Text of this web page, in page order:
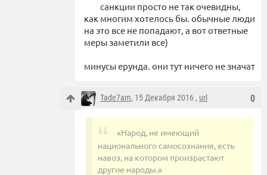
санкции просто не так очевидны,
как многим хотелось бы. обычные люди
на это все не попадают, а вот ответные
меры заметили все)
минусы ерунда. они тут ничего не значат
0
Tade7am, 15 Декабря 2016 , url
«Народ, не имеющий
национального самосознания, есть
навоз, на котором произрастают
другие народы.»